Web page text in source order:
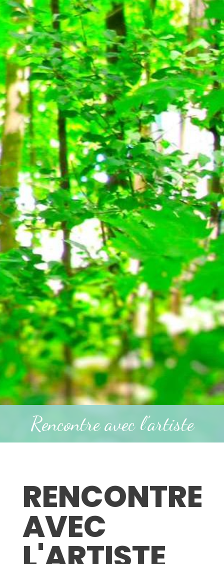
Rencontre avec l’artiste
RENCONTRE
AVEC